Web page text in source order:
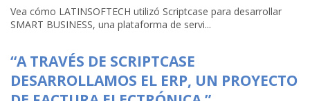
Vea cómo LATINSOFTECH utilizó Scriptcase para desarrollar
SMART BUSINESS, una plataforma de servi...
“A TRAVÉS DE SCRIPTCASE
DESARROLLAMOS EL ERP, UN PROYECTO